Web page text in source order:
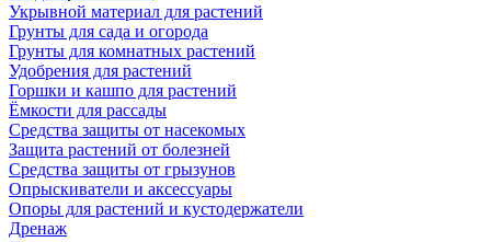
Укрывной материал для растений
Грунты для сада и огорода
Грунты для комнатных растений
Удобрения для растений
Горшки и кашпо для растений
Ёмкости для рассады
Средства защиты от насекомых
Защита растений от болезней
Средства защиты от грызунов
Опрыскиватели и аксессуары
Опоры для растений и кустодержатели
Дренаж